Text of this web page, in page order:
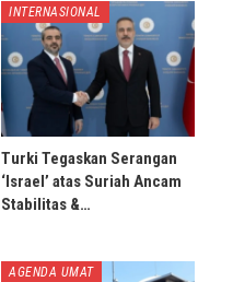
INTERNASIONAL
Turki Tegaskan Serangan
‘Israel’ atas Suriah Ancam
Stabilitas &…
AGENDA UMAT